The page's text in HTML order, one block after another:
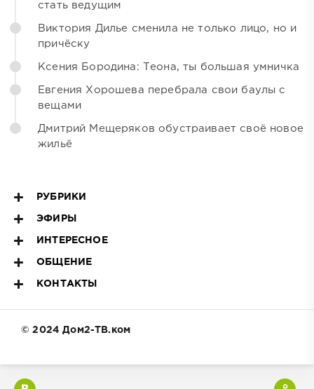
стать ведущим
Виктория Дилье сменила не только лицо, но и
причёску
Ксения Бородина: Теона, ты большая умничка
Евгения Хорошева перебрала свои баулы с
вещами
Дмитрий Мещеряков обустраивает своё новое
жильё
РУБРИКИ
ЭФИРЫ
ИНТЕРЕСНОЕ
ОБЩЕНИЕ
КОНТАКТЫ
© 2024 Дом2-ТВ.ком